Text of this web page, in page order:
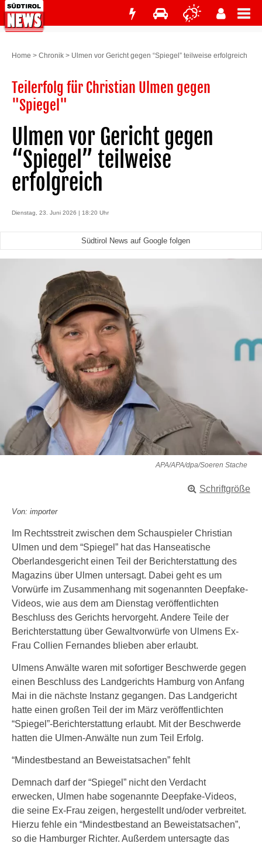
Home > Chronik > Ulmen vor Gericht gegen “Spiegel” teilweise erfolgreich
Teilerfolg für Christian Ulmen gegen
"Spiegel"
Ulmen vor Gericht gegen
“Spiegel” teilweise
erfolgreich
Dienstag, 23. Juni 2026 | 18:20 Uhr
Südtirol News auf Google folgen
APA/APA/dpa/Soeren Stache
Schriftgröße
Von: importer
Im Rechtsstreit zwischen dem Schauspieler Christian
Ulmen und dem “Spiegel” hat das Hanseatische
Oberlandesgericht einen Teil der Berichterstattung des
Magazins über Ulmen untersagt. Dabei geht es um
Vorwürfe im Zusammenhang mit sogenannten Deepfake-
Videos, wie aus dem am Dienstag veröffentlichten
Beschluss des Gerichts hervorgeht. Andere Teile der
Berichterstattung über Gewaltvorwürfe von Ulmens Ex-
Frau Collien Fernandes blieben aber erlaubt.
Ulmens Anwälte waren mit sofortiger Beschwerde gegen
einen Beschluss des Landgerichts Hamburg von Anfang
Mai in die nächste Instanz gegangen. Das Landgericht
hatte einen großen Teil der im März veröffentlichten
“Spiegel”-Berichterstattung erlaubt. Mit der Beschwerde
hatten die Ulmen-Anwälte nun zum Teil Erfolg.
“Mindestbestand an Beweistatsachen” fehlt
Demnach darf der “Spiegel” nicht den Verdacht
erwecken, Ulmen habe sogenannte Deepfake-Videos,
die seine Ex-Frau zeigen, hergestellt und/oder verbreitet.
Hierzu fehle ein “Mindestbestand an Beweistatsachen”,
so die Hamburger Richter. Außerdem untersagte das